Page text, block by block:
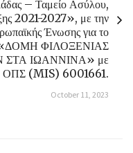
– Ταμείο Ασύλου,
2021-2027», με την
Ένωσης για το
«ΔΟΜΗ ΦΙΛΟΞΕΝΙΑΣ
ΙΩΑΝΝΙΝΑ» με
ΟΠΣ (MIS) 6001661.
October 11, 2023